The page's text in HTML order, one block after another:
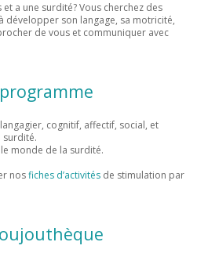
a une surdité? Vous cherchez des
développer son langage, sa motricité,
de vous et communiquer avec
cognitif, affectif, social, et
surdité.
monde de la surdité.
nosfiches d’activitésde stimulation par